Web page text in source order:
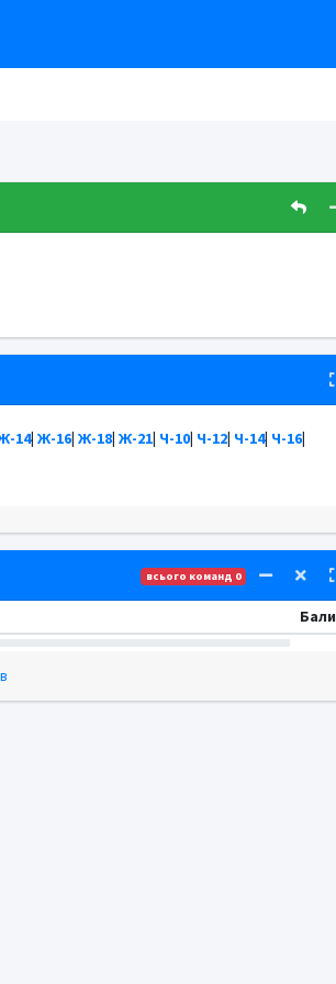
14|Ж-16|Ж-18|Ж-21| Ч-10| Ч-12| Ч-14| Ч-16|
всього команд 0
Бали